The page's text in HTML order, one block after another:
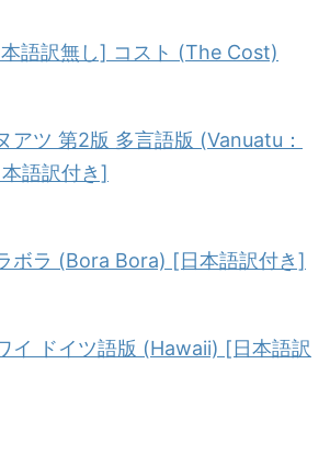
語訳無し] コスト (The Cost)
アツ 第2版 多言語版 (Vanuatu：
語訳付き]
ボラ (Bora Bora) [日本語訳付き]
イ ドイツ語版 (Hawaii) [日本語訳